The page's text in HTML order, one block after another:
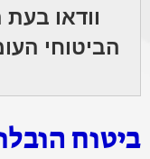
וודאו
הביטוחי
ביטוח